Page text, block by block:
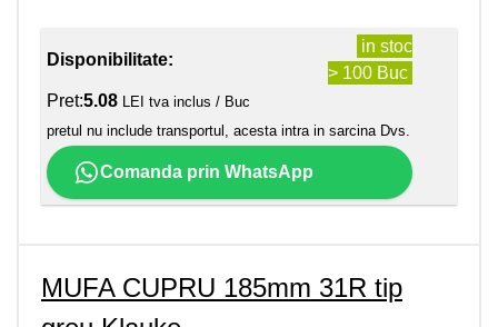
Disponibilitate:
in stoc
> 100 Buc
Pret:5.08 LEI tva inclus / Buc
pretul nu include transportul, acesta intra in sarcina Dvs.
Comanda prin WhatsApp
MUFA CUPRU 185mm 31R tip